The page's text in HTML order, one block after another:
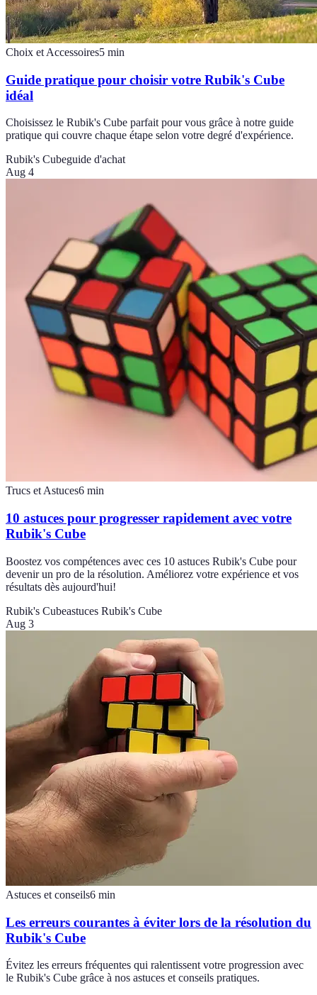
Choix et Accessoires5 min
Guide pratique pour choisir votre Rubik's Cube
idéal
Choisissez le Rubik's Cube parfait pour vous grâce à notre guide
pratique qui couvre chaque étape selon votre degré d'expérience.
Rubik's Cubeguide d'achat
Aug 4
Trucs et Astuces6 min
10 astuces pour progresser rapidement avec votre
Rubik's Cube
Boostez vos compétences avec ces 10 astuces Rubik's Cube pour
devenir un pro de la résolution. Améliorez votre expérience et vos
résultats dès aujourd'hui!
Rubik's Cubeastuces Rubik's Cube
Aug 3
Astuces et conseils6 min
Les erreurs courantes à éviter lors de la résolution du
Rubik's Cube
Évitez les erreurs fréquentes qui ralentissent votre progression avec
le Rubik's Cube grâce à nos astuces et conseils pratiques.